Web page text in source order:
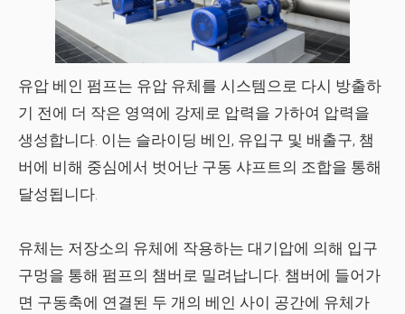
유압 베인 펌프는 유압 유체를 시스템으로 다시 방출하
기 전에 더 작은 영역에 강제로 압력을 가하여 압력을
생성합니다. 이는 슬라이딩 베인, 유입구 및 배출구, 챔
버에 비해 중심에서 벗어난 구동 샤프트의 조합을 통해
달성됩니다.
유체는 저장소의 유체에 작용하는 대기압에 의해 입구
구멍을 통해 펌프의 챔버로 밀려납니다. 챔버에 들어가
면 구동축에 연결된 두 개의 베인 사이 공간에 유체가